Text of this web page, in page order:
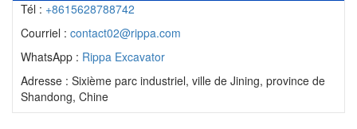
Tél : +8615628788742
Courriel : contact02@rippa.com
WhatsApp : Rippa Excavator
Adresse : Sixième parc industriel, ville de Jining, province de
Shandong, Chine